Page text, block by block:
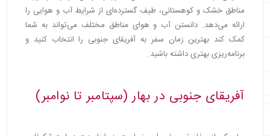
مناطق خشک و کوهستانی، طیف گسترده‌ای از شرایط آب و هوایی را
ارائه می‌دهد. دانستن آب و هوای مناطق مختلف می‌تواند به شما
کمک کند بهترین زمان سفر به آفریقای جنوبی را انتخاب کنید و
برنامه‌ریزی بهتری داشته باشید.
آفریقای جنوبی در بهار (سپتامبر تا نوامبر)